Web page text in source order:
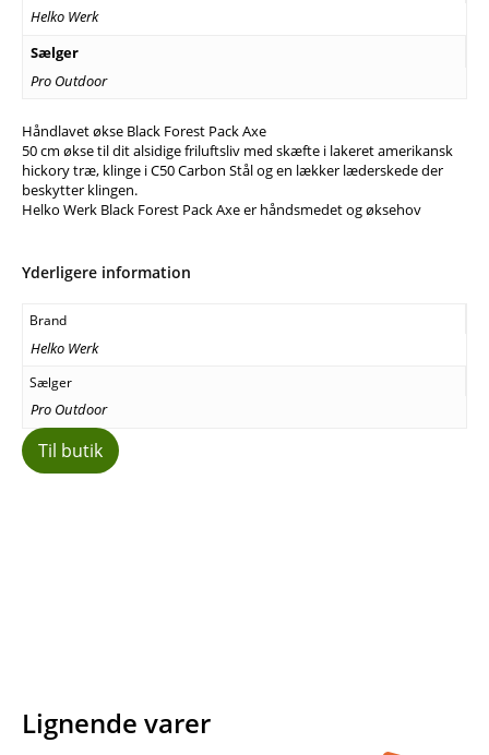
Helko Werk
Sælger
Pro Outdoor
Håndlavet økse Black Forest Pack Axe
50 cm økse til dit alsidige friluftsliv med skæfte i lakeret amerikansk
hickory træ, klinge i C50 Carbon Stål og en lækker læderskede der
beskytter klingen.
Helko Werk Black Forest Pack Axe er håndsmedet og øksehov
Yderligere information
Brand
Helko Werk
Sælger
Pro Outdoor
Til butik
Lignende varer